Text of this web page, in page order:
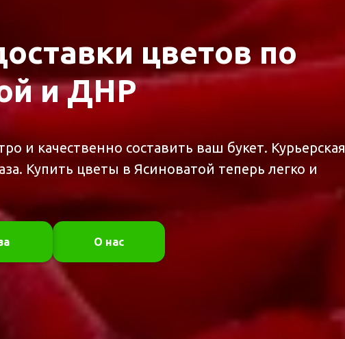
цветов по
и ДНР
и качественно составить ваш букет. Курьерская
Купить цветы в Ясиноватой теперь легко и
О нас